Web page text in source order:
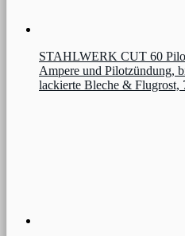
STAHLWERK CUT 60
Ampere und Pilotzündung,
lackierte Bleche & Flugrost,